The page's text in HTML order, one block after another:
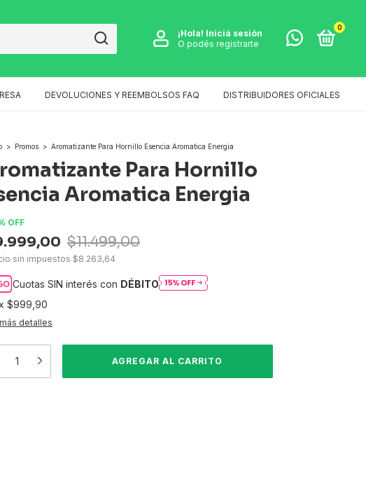
¡Hola! Iniciá sesión
O podés registrarte
0
DEVOLUCIONES Y REEMBOLSOS FAQ DISTRIBUIDORES OFICIALES
> Promos > Aromatizante Para Hornillo Esencia Aromatica Energia
Para Hornillo
Aromatica Energia
OFF
$11.499,00
sin impuestos $8.263,64
Cuotas SIN interés con DÉBITO
$999,90
detalles